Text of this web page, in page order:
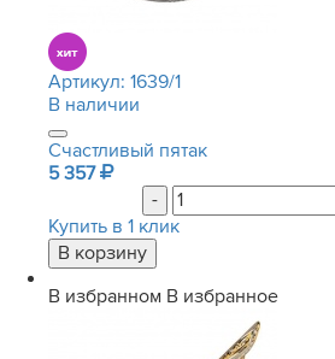
Артикул: 1639/1
В наличии
Счастливый пятак
5 357
-
Купить в 1 клик
В избранном В избранное